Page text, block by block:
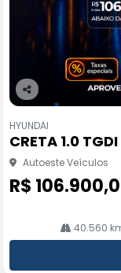
Co
pa
rtil
he
HYUNDAI
CRETA 1.0
Autoeste Veículos
R$
40.560